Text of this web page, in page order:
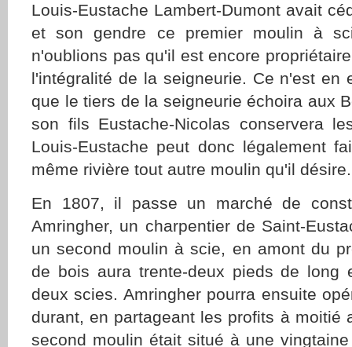
Louis-Eustache Lambert-Dumont avait
et son gendre ce premier moulin à
n'oublions pas qu'il est encore
l'intégralité de la seigneurie. Ce n'est en
que le tiers de la seigneurie échoira aux
son fils Eustache-Nicolas conservera
Louis-Eustache peut donc légalement
même rivière tout autre moulin qu'il désire.
En 1807, il passe un marché de
Amringher, un charpentier de Saint-
un second moulin à scie, en amont du
de bois aura trente-deux pieds de long
deux scies. Amringher pourra ensuite
durant, en partageant les profits à moitié
second moulin était situé à une